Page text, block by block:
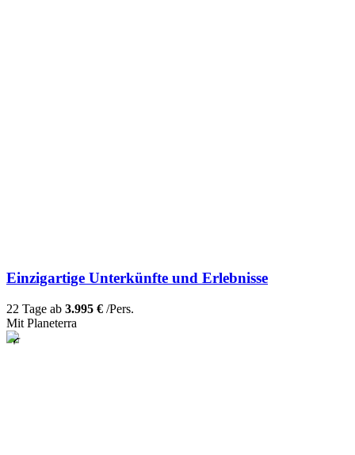
Einzigartige Unterkünfte und Erlebnisse
22 Tage ab 3.995 € /Pers.
Mit Planeterra